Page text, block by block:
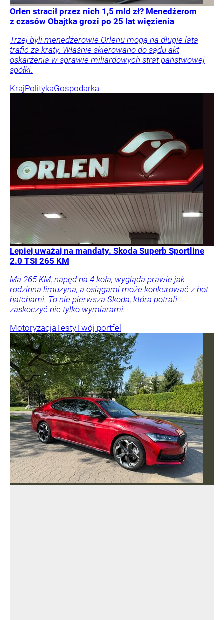
Orlen stracił przez nich 1,5 mld zł? Menedżerom
z czasów Obajtka grozi po 25 lat więzienia
Trzej byli menedżerowie Orlenu mogą na długie lata
trafić za kraty. Właśnie skierowano do sądu akt
oskarżenia w sprawie miliardowych strat państwowej
spółki.
KrajPolitykaGospodarka
Lepiej uważaj na mandaty. Skoda Superb Sportline
2.0 TSI 265 KM
Ma 265 KM, napęd na 4 koła, wygląda prawie jak
rodzinna limuzyna, a osiągami może konkurować z hot
hatchami. To nie pierwsza Skoda, która potrafi
zaskoczyć nie tylko wymiarami.
MotoryzacjaTestyTwój portfel